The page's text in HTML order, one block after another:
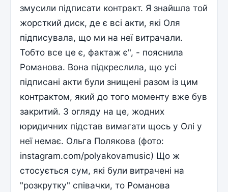
змусили підписати контракт. Я знайшла той
жорсткий диск, де є всі акти, які Оля
підписувала, що ми на неї витрачали.
Тобто все це є, фактаж є", - пояснила
Романова. Вона підкреслила, що усі
підписані акти були знищені разом із цим
контрактом, який до того моменту вже був
закритий. З огляду на це, жодних
юридичних підстав вимагати щось у Олі у
неї немає. Ольга Полякова (фото:
instagram.com/polyakovamusic) Що ж
стосується сум, які були витрачені на
"розкрутку" співачки, то Романова